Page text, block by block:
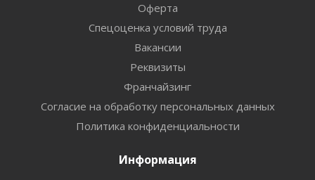
Оферта
Спецоценка условий труда
Вакансии
Реквизиты
Франчайзинг
Согласие на обработку персональных данных
Политика конфиденциальности
Информация